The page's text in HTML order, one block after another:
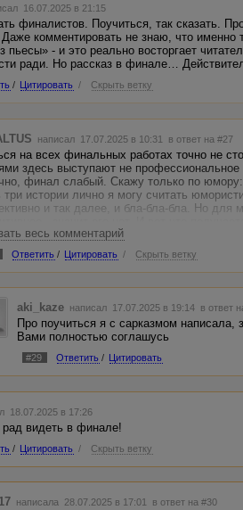
16.07.2025 в 21:15
финалистов. Поучиться, так сказать.
Даже комментировать не знаю, что именно
пьесы» - и это реально восторгает
ради. Но рассказ в финале…
/ Цитировать / Скрыть ветку
написал 17.07.2025 в 10:31 в ответ на #27
на всех финальных работах точно не
здесь выступают не
финал слабый. Скажу только по юмору:
истории лично я могу считать
и так далее, и бла-бла-бла. Но для
люди без чувства юмора.
весь комментарий
Ответить / Цитировать / Скрыть ветку
aki_kaze написал 17.07.2025 в 19:14 в ответ
Про поучиться я с сарказмом
Вами полностью соглашусь
#29 Ответить / Цитировать
18.07.2025 в 17:26
видеть в финале!
/ Цитировать / Скрыть ветку
написала 28.07.2025 в 17:01 в ответ на #30